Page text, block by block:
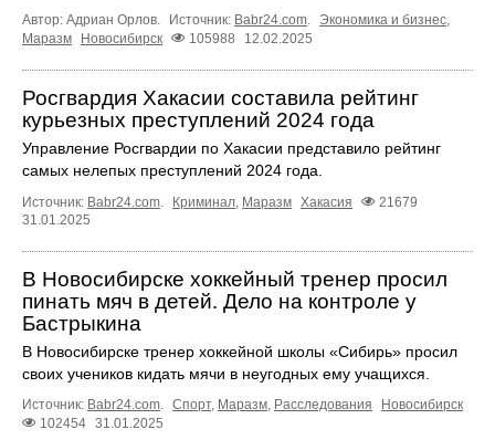
Автор: Адриан Орлов. Источник: Babr24.com. Экономика и бизнес,
Маразм
Новосибирск 105988 12.02.2025
Росгвардия Хакасии составила рейтинг
курьезных преступлений 2024 года
Управление Росгвардии по Хакасии представило рейтинг
самых нелепых преступлений 2024 года.
Источник: Babr24.com. Криминал, Маразм Хакасия
21679
31.01.2025
В Новосибирске хоккейный тренер просил
пинать мяч в детей. Дело на контроле у
Бастрыкина
В Новосибирске тренер хоккейной школы «Сибирь» просил
своих учеников кидать мячи в неугодных ему учащихся.
Источник: Babr24.com. Спорт, Маразм, Расследования
Новосибирск
102454 31.01.2025